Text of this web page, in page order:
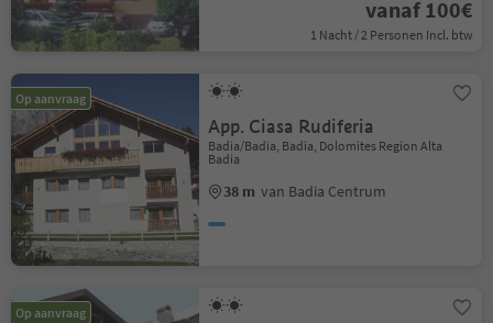
vanaf 100€
1 Nacht / 2 Personen Incl. btw
Op aanvraag
App. Ciasa Rudiferia
Badia/Badia, Badia, Dolomites Region Alta
Badia
38 m van Badia Centrum
Op aanvraag